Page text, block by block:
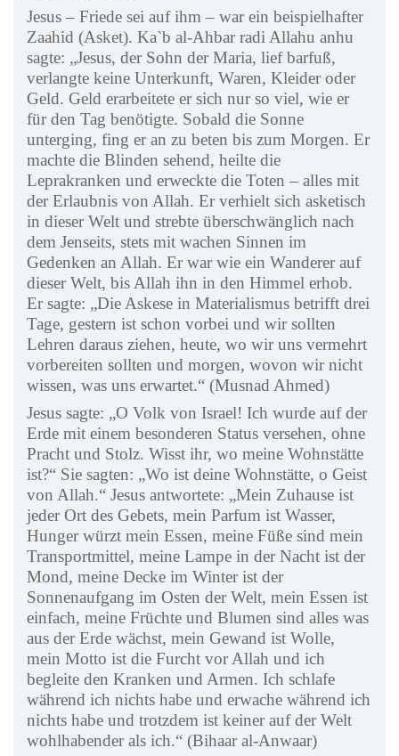
Jesus – Friede sei auf ihm – war ein beispielhafter
Zaahid (Asket). Ka`b al-Ahbar radi Allahu anhu
sagte: „Jesus, der Sohn der Maria, lief barfuß,
verlangte keine Unterkunft, Waren, Kleider oder
Geld. Geld erarbeitete er sich nur so viel, wie er
für den Tag benötigte. Sobald die Sonne
unterging, fing er an zu beten bis zum Morgen. Er
machte die Blinden sehend, heilte die
Leprakranken und erweckte die Toten – alles mit
der Erlaubnis von Allah. Er verhielt sich asketisch
in dieser Welt und strebte überschwänglich nach
dem Jenseits, stets mit wachen Sinnen im
Gedenken an Allah. Er war wie ein Wanderer auf
dieser Welt, bis Allah ihn in den Himmel erhob.
Er sagte: „Die Askese in Materialismus betrifft drei
Tage, gestern ist schon vorbei und wir sollten
Lehren daraus ziehen, heute, wo wir uns vermehrt
vorbereiten sollten und morgen, wovon wir nicht
wissen, was uns erwartet.“ (Musnad Ahmed)
Jesus sagte: „O Volk von Israel! Ich wurde auf der
Erde mit einem besonderen Status versehen, ohne
Pracht und Stolz. Wisst ihr, wo meine Wohnstätte
ist?“ Sie sagten: „Wo ist deine Wohnstätte, o Geist
von Allah.“ Jesus antwortete: „Mein Zuhause ist
jeder Ort des Gebets, mein Parfum ist Wasser,
Hunger würzt mein Essen, meine Füße sind mein
Transportmittel, meine Lampe in der Nacht ist der
Mond, meine Decke im Winter ist der
Sonnenaufgang im Osten der Welt, mein Essen ist
einfach, meine Früchte und Blumen sind alles was
aus der Erde wächst, mein Gewand ist Wolle,
mein Motto ist die Furcht vor Allah und ich
begleite den Kranken und Armen. Ich schlafe
während ich nichts habe und erwache während ich
nichts habe und trotzdem ist keiner auf der Welt
wohlhabender als ich.“ (Bihaar al-Anwaar)